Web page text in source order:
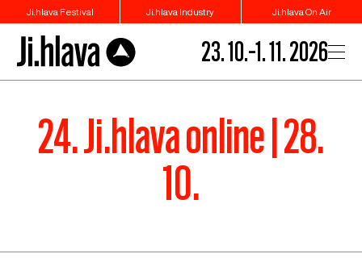
Ji.hlava Festival Ji.hlava Industry Ji.hlava On Air
23. 10.–1. 11. 2026
24. Ji.hlava online | 28.
10.